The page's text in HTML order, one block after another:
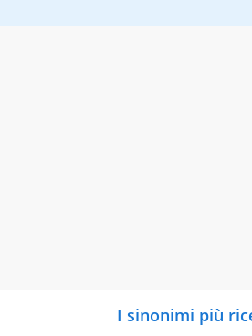
I sinonimi più